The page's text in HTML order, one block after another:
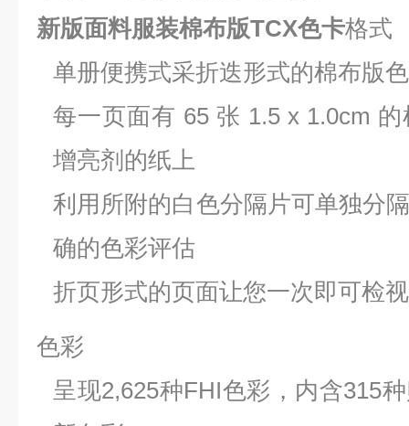
新版面料服装棉布版TCX色卡格式
单册便携式采折迭形式的棉布版
每一页面有 65 张 1.5 x 1.0cm
增亮剂的纸上
利用所附的白色分隔片可单独分
确的色彩评估
折页形式的页面让您一次即可检
色彩
呈现2,625种FHI色彩，内含315